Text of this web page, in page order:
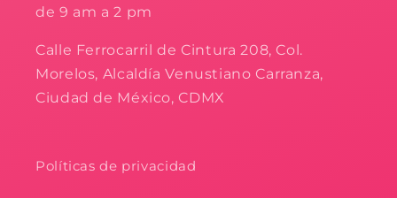
de 9 am a 2 pm
Calle Ferrocarril de Cintura 208, Col.
Morelos, Alcaldía Venustiano Carranza,
Ciudad de México, CDMX
Políticas de privacidad